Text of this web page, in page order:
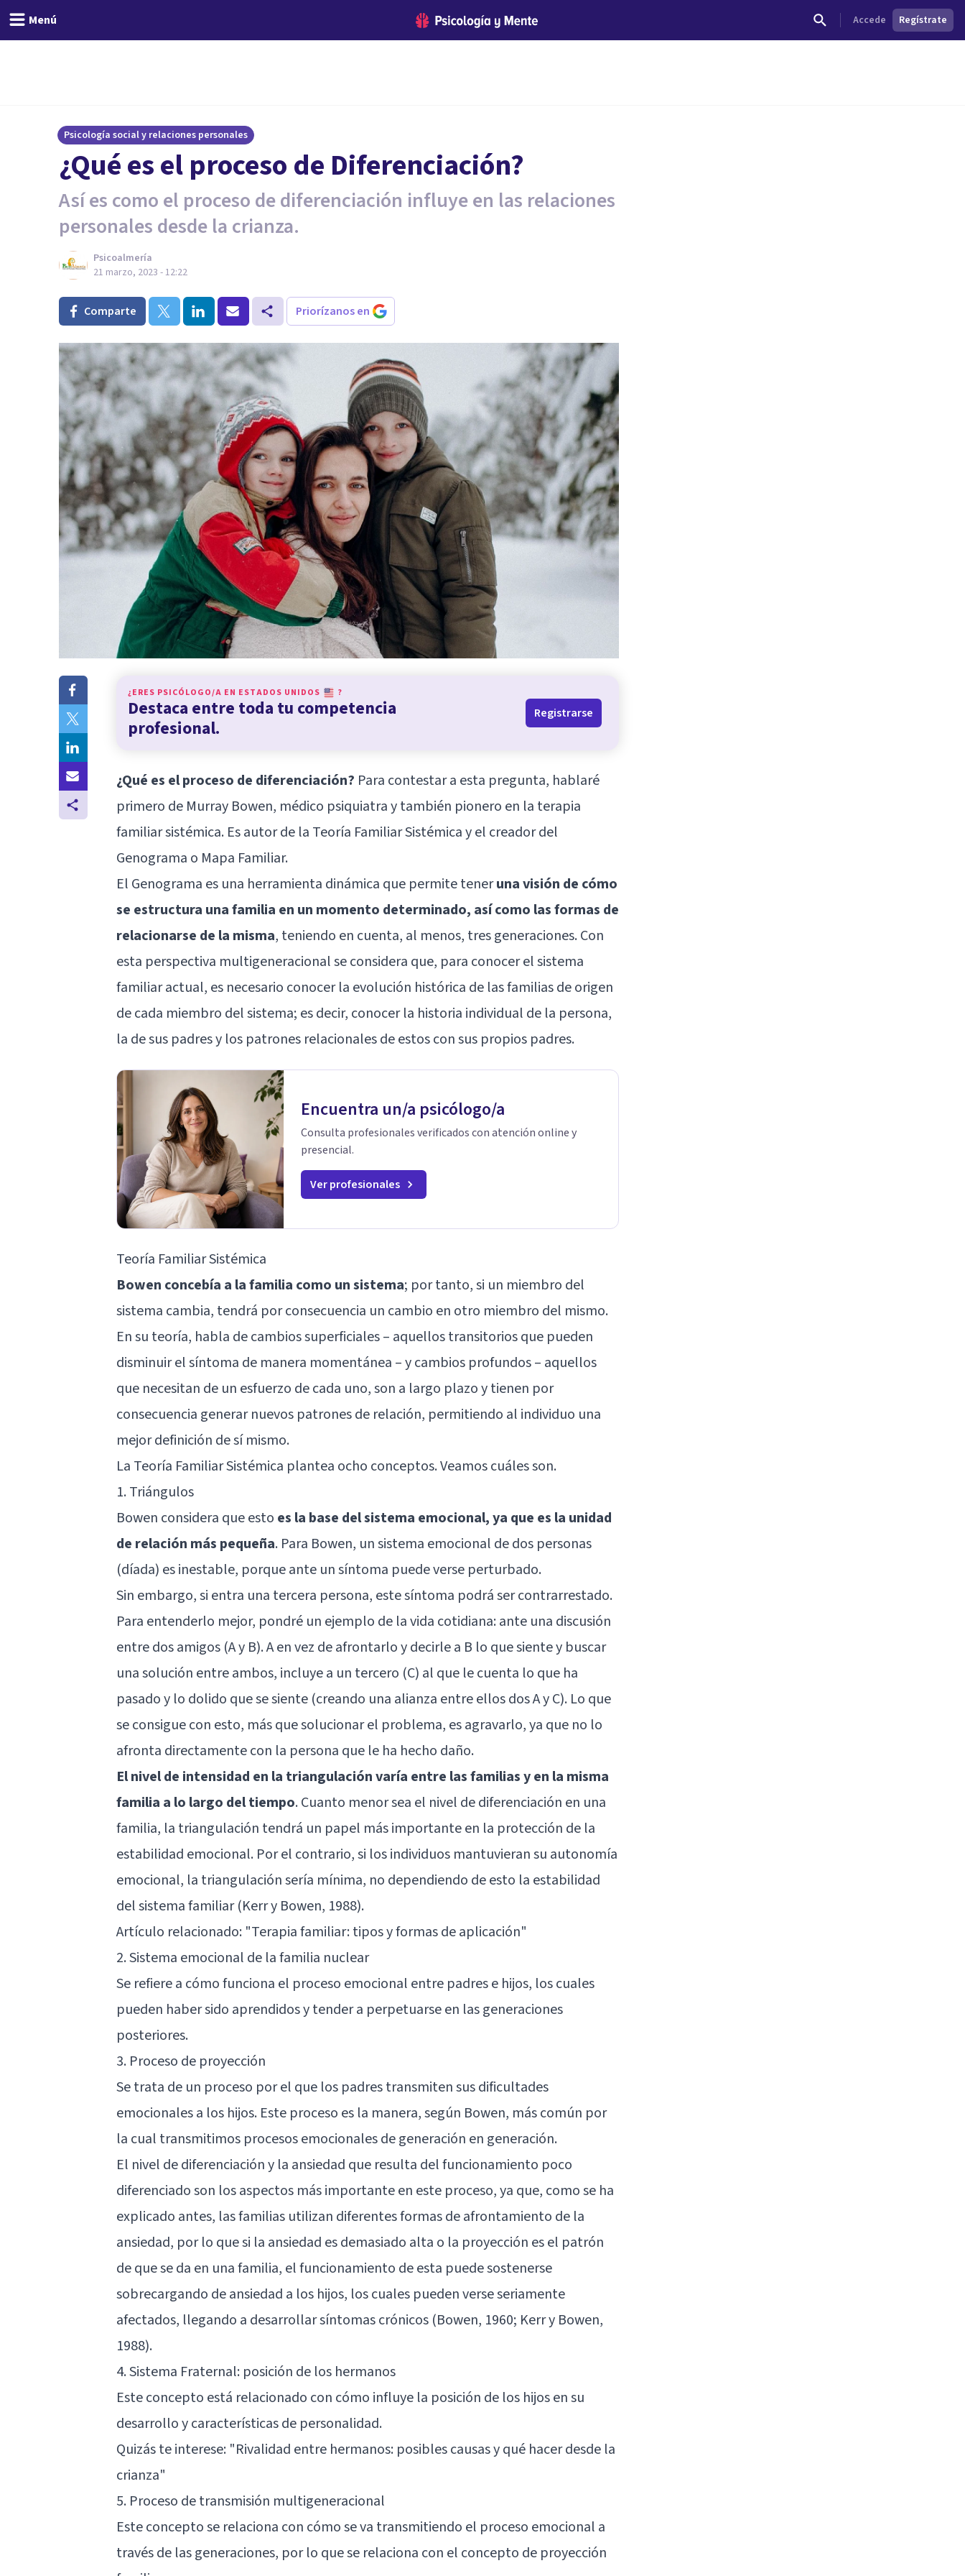
Menú Accede Regístrate
Psicología social y relaciones personales
¿Qué es el proceso de Diferenciación?
Así es como el proceso de diferenciación influye en las relaciones
personales desde la crianza.
Psicoalmería
21 marzo, 2023 - 12:22
Comparte Priorízanos en
¿ERES PSICÓLOGO/A EN ESTADOS UNIDOS ?
Destaca entre toda tu competencia
profesional.
Registrarse
¿Qué es el proceso de diferenciación? Para contestar a esta pregunta, hablaré
primero de Murray Bowen, médico psiquiatra y también pionero en la terapia
familiar sistémica. Es autor de la Teoría Familiar Sistémica y el creador del
Genograma o Mapa Familiar.
El Genograma es una herramienta dinámica que permite teneruna visión de cómo
se estructura una familia en un momento determinado, así como las formas de
relacionarse de la misma, teniendo en cuenta, al menos, tres generaciones. Con
esta perspectiva multigeneracional se considera que, para conocer el sistema
familiar actual, es necesario conocer la evolución histórica de las familias de origen
de cada miembro del sistema; es decir, conocer la historia individual de la persona,
la de sus padres y los patrones relacionales de estos con sus propios padres.
Encuentra un/a psicólogo/a
Consulta profesionales verificados con atención online y
presencial.
Ver profesionales
Teoría Familiar Sistémica
Bowen concebía a la familia como un sistema; por tanto, si un miembro del
sistema cambia, tendrá por consecuencia un cambio en otro miembro del mismo.
En su teoría, habla de cambios superficiales – aquellos transitorios que pueden
disminuir el síntoma de manera momentánea – y cambios profundos – aquellos
que necesitan de un esfuerzo de cada uno, son a largo plazo y tienen por
consecuencia generar nuevos patrones de relación, permitiendo al individuo una
mejor definición de sí mismo.
La Teoría Familiar Sistémica plantea ocho conceptos. Veamos cuáles son.
1. Triángulos
Bowen considera que esto es la base del sistema emocional, ya que es la unidad
de relación más pequeña. Para Bowen, un sistema emocional de dos personas
(díada) es inestable, porque ante un síntoma puede verse perturbado.
Sin embargo, si entra una tercera persona, este síntoma podrá ser contrarrestado.
Para entenderlo mejor, pondré un ejemplo de la vida cotidiana: ante una discusión
entre dos amigos (A y B). A en vez de afrontarlo y decirle a B lo que siente y buscar
una solución entre ambos, incluye a un tercero (C) al que le cuenta lo que ha
pasado y lo dolido que se siente (creando una alianza entre ellos dos A y C). Lo que
se consigue con esto, más que solucionar el problema, es agravarlo, ya que no lo
afronta directamente con la persona que le ha hecho daño.
El nivel de intensidad en la triangulación varía entre las familias y en la misma
familia a lo largo del tiempo. Cuanto menor sea el nivel de diferenciación en una
familia, la triangulación tendrá un papel más importante en la protección de la
estabilidad emocional. Por el contrario, si los individuos mantuvieran su autonomía
emocional, la triangulación sería mínima, no dependiendo de esto la estabilidad
del sistema familiar (Kerr y Bowen, 1988).
Artículo relacionado: "Terapia familiar: tipos y formas de aplicación"
2. Sistema emocional de la familia nuclear
Se refiere a cómo funciona el proceso emocional entre padres e hijos, los cuales
pueden haber sido aprendidos y tender a perpetuarse en las generaciones
posteriores.
3. Proceso de proyección
Se trata de un proceso por el que los padres transmiten sus dificultades
emocionales a los hijos. Este proceso es la manera, según Bowen, más común por
la cual transmitimos procesos emocionales de generación en generación.
El nivel de diferenciación y la ansiedad que resulta del funcionamiento poco
diferenciado son los aspectos más importante en este proceso, ya que, como se ha
explicado antes, las familias utilizan diferentes formas de afrontamiento de la
ansiedad, por lo que si la ansiedad es demasiado alta o la proyección es el patrón
de que se da en una familia, el funcionamiento de esta puede sostenerse
sobrecargando de ansiedad a los hijos, los cuales pueden verse seriamente
afectados, llegando a desarrollar síntomas crónicos (Bowen, 1960; Kerr y Bowen,
1988).
4. Sistema Fraternal: posición de los hermanos
Este concepto está relacionado con cómo influye la posición de los hijos en su
desarrollo y características de personalidad.
Quizás te interese: "Rivalidad entre hermanos: posibles causas y qué hacer desde la
crianza"
5. Proceso de transmisión multigeneracional
Este concepto se relaciona con cómo se va transmitiendo el proceso emocional a
través de las generaciones, por lo que se relaciona con el concepto de proyección